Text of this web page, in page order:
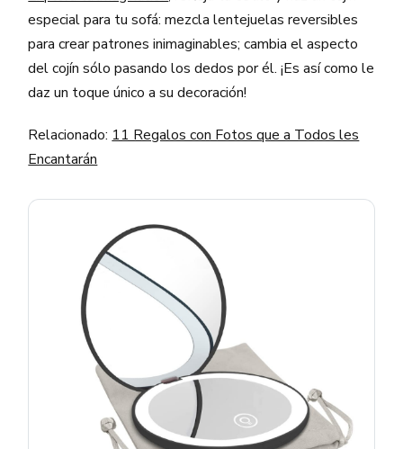
especial para tu sofá: mezcla lentejuelas reversibles
para crear patrones inimaginables; cambia el aspecto
del cojín sólo pasando los dedos por él. ¡Es así como le
daz un toque único a su decoración!
Relacionado:11 Regalos con Fotos que a Todos les
Encantarán